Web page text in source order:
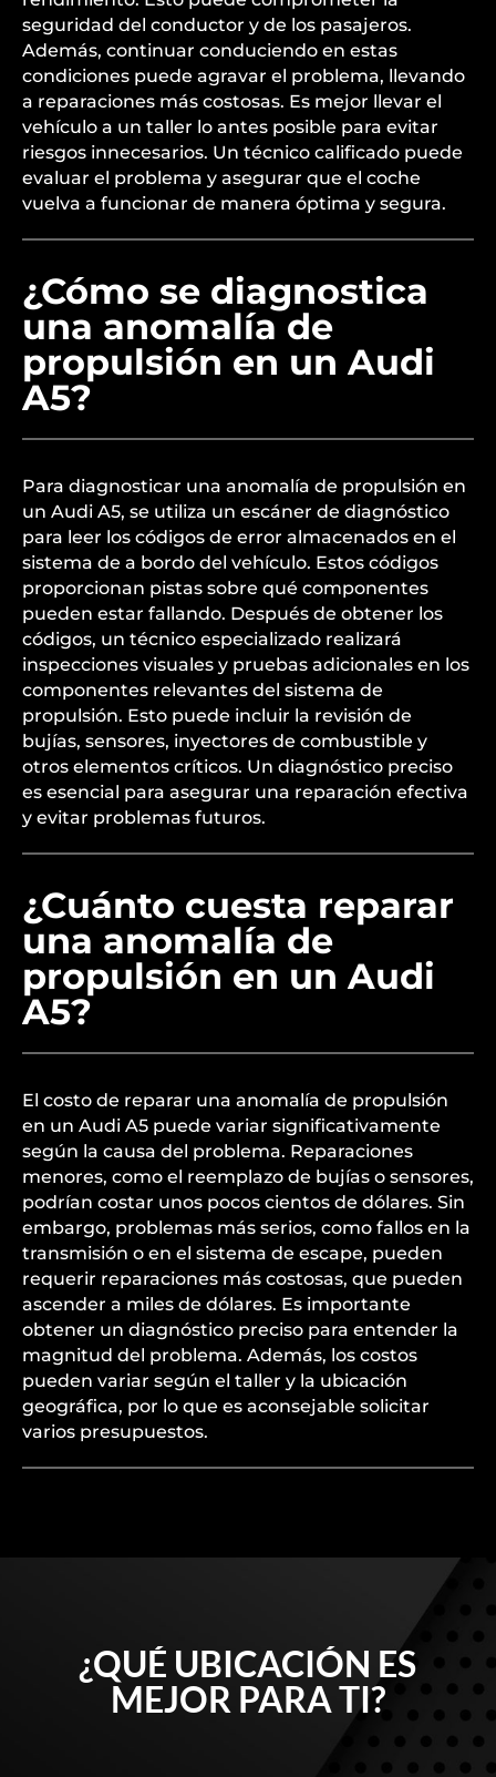
seguridad del conductor y de los pasajeros.
Además, continuar conduciendo en estas
condiciones puede agravar el problema, llevando
a reparaciones más costosas. Es mejor llevar el
vehículo a un taller lo antes posible para evitar
riesgos innecesarios. Un técnico calificado puede
evaluar el problema y asegurar que el coche
vuelva a funcionar de manera óptima y segura.
¿Cómo se diagnostica
una anomalía de
propulsión en un Audi
A5?
Para diagnosticar una anomalía de propulsión en
un Audi A5, se utiliza un escáner de diagnóstico
para leer los códigos de error almacenados en el
sistema de a bordo del vehículo. Estos códigos
proporcionan pistas sobre qué componentes
pueden estar fallando. Después de obtener los
códigos, un técnico especializado realizará
inspecciones visuales y pruebas adicionales en los
componentes relevantes del sistema de
propulsión. Esto puede incluir la revisión de
bujías, sensores, inyectores de combustible y
otros elementos críticos. Un diagnóstico preciso
es esencial para asegurar una reparación efectiva
y evitar problemas futuros.
¿Cuánto cuesta reparar
una anomalía de
propulsión en un Audi
A5?
El costo de reparar una anomalía de propulsión
en un Audi A5 puede variar significativamente
según la causa del problema. Reparaciones
menores, como el reemplazo de bujías o sensores,
podrían costar unos pocos cientos de dólares. Sin
embargo, problemas más serios, como fallos en la
transmisión o en el sistema de escape, pueden
requerir reparaciones más costosas, que pueden
ascender a miles de dólares. Es importante
obtener un diagnóstico preciso para entender la
magnitud del problema. Además, los costos
pueden variar según el taller y la ubicación
geográfica, por lo que es aconsejable solicitar
varios presupuestos.
¿QUÉ UBICACIÓN ES
MEJOR PARA TI?